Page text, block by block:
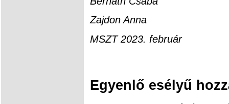
Zajdon Anna
MSZT 2023. február
Egyenlő esélyű